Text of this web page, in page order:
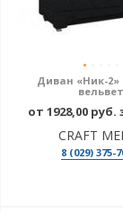
Диван «Ник-2»
вельвет
от 1928,00 руб.
CRAFT
8 (029) 375-